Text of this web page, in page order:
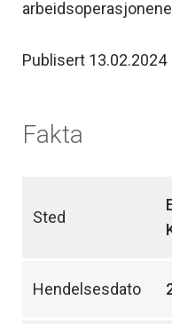
Publisert 13.02.2024
Fakta
Sted
Hendelsesdato